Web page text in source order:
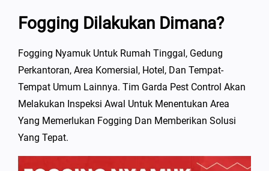
Fogging Dilakukan Dimana?
Fogging Nyamuk Untuk Rumah Tinggal, Gedung
Perkantoran, Area Komersial, Hotel, Dan Tempat-
Tempat Umum Lainnya. Tim Garda Pest Control Akan
Melakukan Inspeksi Awal Untuk Menentukan Area
Yang Memerlukan Fogging Dan Memberikan Solusi
Yang Tepat.